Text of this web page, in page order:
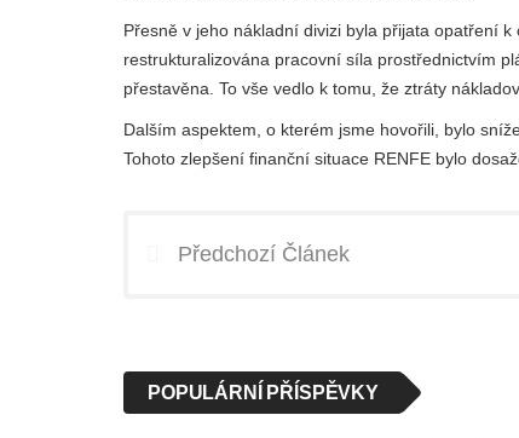
Přesně v jeho nákladní divizi byla přijata opatření
restrukturalizována pracovní síla prostřednictvím
přestavěna. To vše vedlo k tomu, že ztráty
Dalším aspektem, o kterém jsme hovořili, bylo
Tohoto zlepšení finanční situace RENFE bylo
Předchozí Článek
POPULÁRNÍ PŘÍSPĚVKY